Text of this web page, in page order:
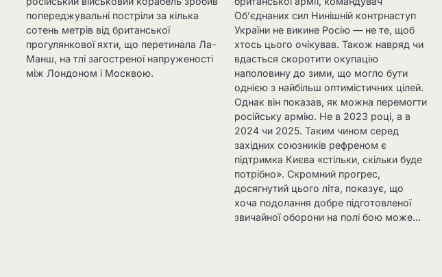
попереджувальні постріли за кілька
сотень метрів від британської
прогулянкової яхти, що перетинала Ла-
Манш, на тлі загостреної напруженості
між Лондоном і Москвою.
Об’єднаних сил Нинішній контрнаступ
України не викине Росію — не те, щоб
хтось цього очікував. Також навряд чи
вдасться скоротити окупацію
наполовину до зими, що могло бути
однією з найбільш оптимістичних цілей.
Однак він показав, як можна перемогти
російську армію. Не в 2023 році, а в
2024 чи 2025. Таким чином серед
західних союзників рефреном є
підтримка Києва «стільки, скільки буде
потрібно». Скромний прогрес,
досягнутий цього літа, показує, що
хоча подолання добре підготовленої
звичайної оборони на полі бою може…